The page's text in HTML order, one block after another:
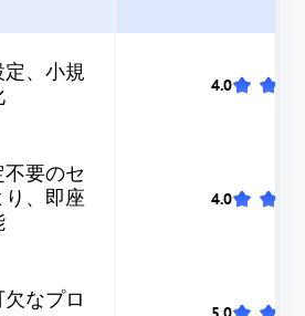
、小規
要のセ
り、即座
なプロ